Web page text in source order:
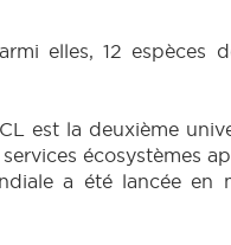
elles, 12 espèces
est la deuxième
écosystèmes
a été lancée en